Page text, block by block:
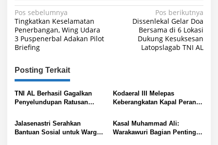
N
a
v
g
a
s
p
o
Pos sebelumnya
Tingkatkan Keselamatan
Penerbangan, Wing Udara
3 Puspenerbal Adakan Pilot
Briefing
Pos berikutnya
Dissenlekal Gelar Doa
Bersama di 6 Lokasi
Dukung Kesuksesan
Latopslagab TNI AL
Posting Terkait
TNI AL Berhasil Gagalkan
Penyelundupan Ratusan
Tanjung Priok
Kodaeral III Melepas
Keberangkatan Kapal Perang
Lekir (F-26)
Jalasenastri Serahkan
Bantuan Sosial untuk Warga
Kasal Muhammad Ali:
Warakawuri Bagian Penting